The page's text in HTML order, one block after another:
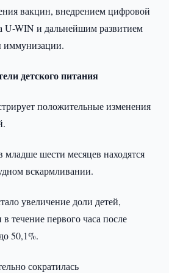
вакцин, внедрением цифровой
U-WIN и дальнейшим развитием
детского питания
положительные изменения
шести месяцев находятся
вскармливании.
увеличение доли детей,
течение первого часа после
50,1%.
сократилась